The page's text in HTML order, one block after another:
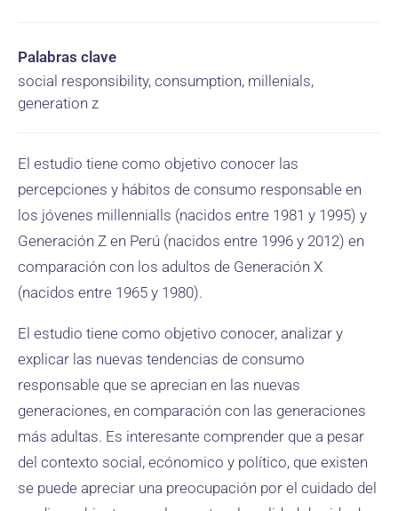
Palabras clave
social responsibility, consumption, millenials,
generation z
El estudio tiene como objetivo conocer las
percepciones y hábitos de consumo responsable en
los jóvenes millennialls (nacidos entre 1981 y 1995) y
Generación Z en Perú (nacidos entre 1996 y 2012) en
comparación con los adultos de Generación X
(nacidos entre 1965 y 1980).
El estudio tiene como objetivo conocer, analizar y
explicar las nuevas tendencias de consumo
responsable que se aprecian en las nuevas
generaciones, en comparación con las generaciones
más adultas. Es interesante comprender que a pesar
del contexto social, ecónomico y político, que existen
se puede apreciar una preocupación por el cuidado del